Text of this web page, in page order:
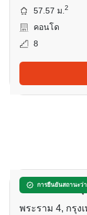
57.57 ม.2
คอนโด
8
การยืนยันสถานะว่
โอกะ เฮ้าส์
พระราม 4, กรุง